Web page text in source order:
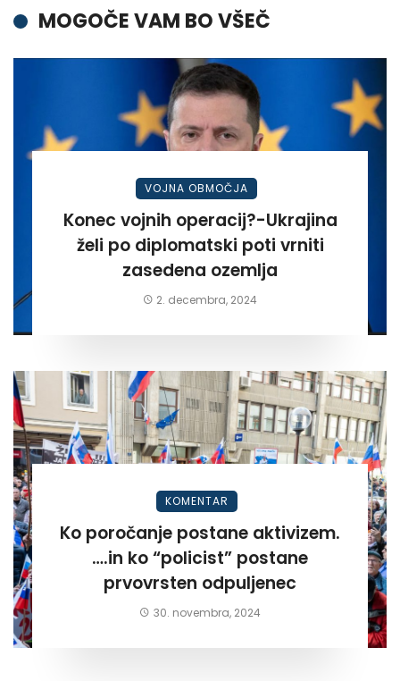
MOGOČE VAM BO VŠEČ
VOJNA OBMOČJA
Konec vojnih operacij?-Ukrajina
želi po diplomatski poti vrniti
zasedena ozemlja
2. decembra, 2024
KOMENTAR
Ko poročanje postane aktivizem.
….in ko “policist” postane
prvovrsten odpuljenec
30. novembra, 2024